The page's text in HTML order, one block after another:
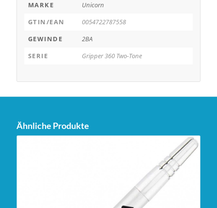
MARKE
Unicorn
GTIN/EAN
0054722787558
GEWINDE
2BA
SERIE
Gripper 360 Two-Tone
Ähnliche Produkte